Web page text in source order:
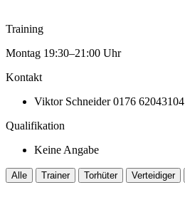
Training
Montag 19:30–21:00 Uhr
Kontakt
Viktor Schneider 0176 62043104
Qualifikation
Keine Angabe
Alle Trainer Torhüter Verteidiger